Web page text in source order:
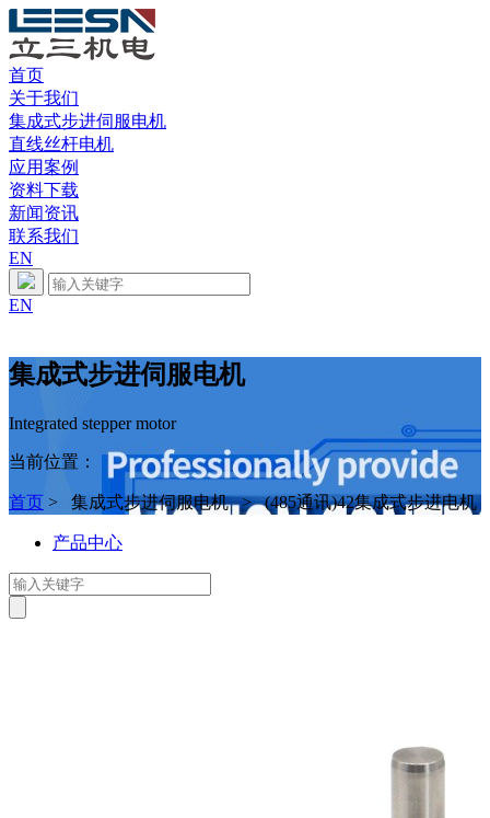
首页
关于我们
集成式步进伺服电机
直线丝杆电机
应用案例
资料下载
新闻资讯
联系我们
EN
EN
集成式步进伺服电机
Integrated stepper motor
当前位置：
首页 > 集成式步进伺服电机 > (485通讯)42集成式步进电机
产品中心